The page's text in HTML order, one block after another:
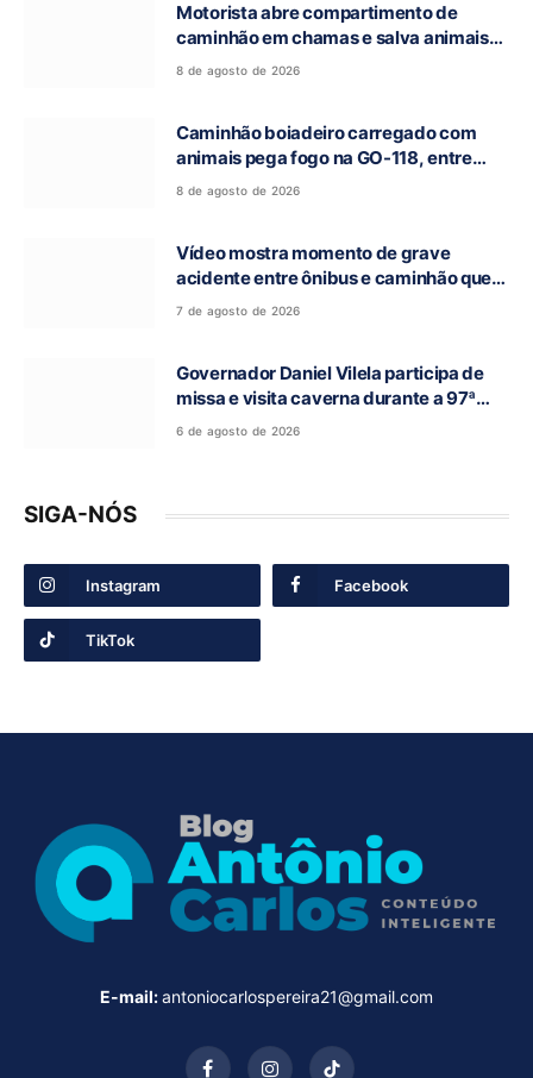
Motorista abre compartimento de
caminhão em chamas e salva animais
na GO-118, entre Campos Belos e Monte
8 de agosto de 2026
Caminhão boiadeiro carregado com
animais pega fogo na GO-118, entre
Campos Belos e Monte Alegre de Goiás
8 de agosto de 2026
Vídeo mostra momento de grave
acidente entre ônibus e caminhão que
deixou cinco mortos na GO-010, em
7 de agosto de 2026
Governador Daniel Vilela participa de
missa e visita caverna durante a 97ª
Romaria do Bom Jesus da Lapa de Terra
6 de agosto de 2026
SIGA-NÓS
Instagram Facebook
TikTok
E-mail:antoniocarlospereira21@gmail.com